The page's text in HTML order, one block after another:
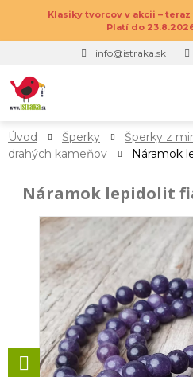
Klasiky tvorcov v akcii –
Platí do
info@istraka.sk
Úvod Šperky Šperky z
drahých kameňov
Náramok
Náramok lepidolit